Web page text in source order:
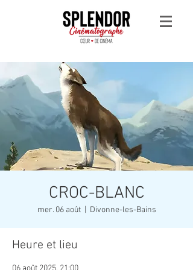
CROC-BLANC
mer. 06 août
  |
Divonne-les-Bains
Heure et lieu